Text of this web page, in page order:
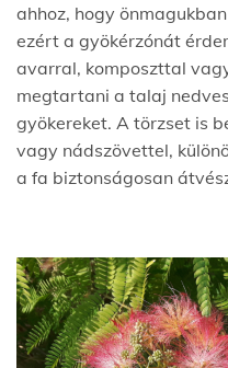
ahhoz, hogy
ezért a gyökérzónát
avarral, komposzttal
megtartani a talaj
gyökereket. A törzset is
vagy nádszövettel,
a fa biztonságosan